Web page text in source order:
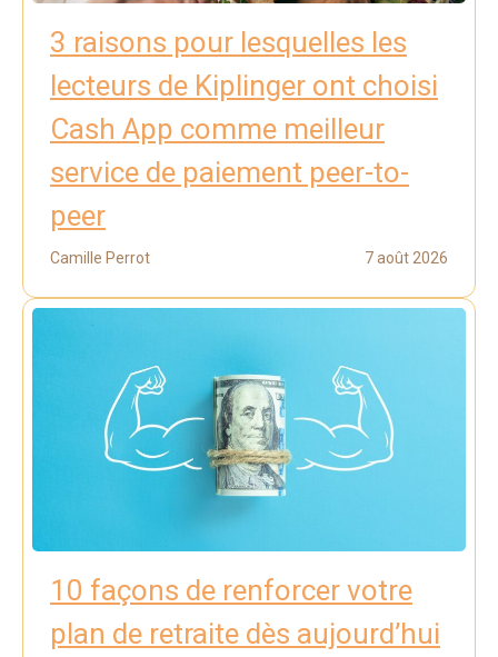
3 raisons pour lesquelles les
lecteurs de Kiplinger ont choisi
Cash App comme meilleur
service de paiement peer-to-
peer
Camille Perrot 7 août 2026
10 façons de renforcer votre
plan de retraite dès aujourd’hui